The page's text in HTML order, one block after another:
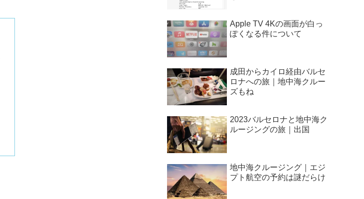
Apple TV 4Kの画面が白っ
ぽくなる件について
成田からカイロ経由バルセ
ロナへの旅｜地中海クルー
ズもね
2023バルセロナと地中海ク
ルージングの旅｜出国
地中海クルージング｜エジ
プト航空の予約は謎だらけ